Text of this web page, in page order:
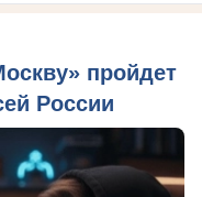
пройдет
России